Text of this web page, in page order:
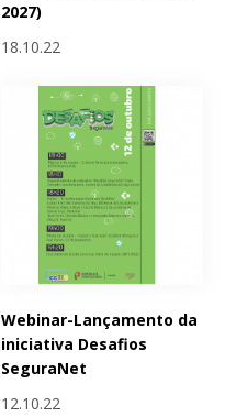
2027)
18.10.22
Webinar-Lançamento da
iniciativa Desafios
SeguraNet
12.10.22